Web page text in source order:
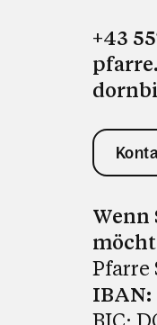
+43
Wenn
Pfarre
IBAN: